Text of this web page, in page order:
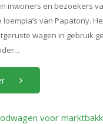
inwoners en bezoekers
loempia’s van Papatony.
wagen in gebruik